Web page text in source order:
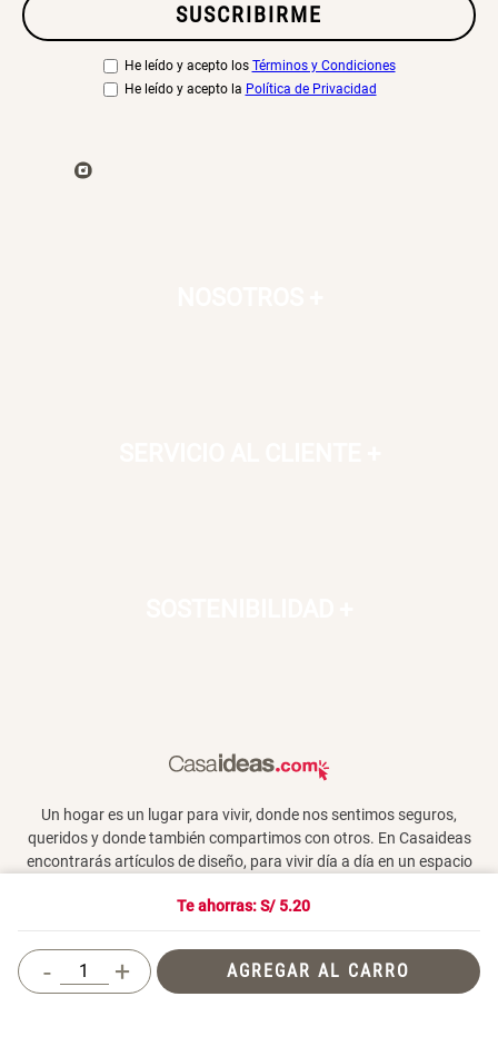
Te ahorras: S/ 5.20
+
- AGREGAR AL CARRO
SUSCRIBIRME
He leído y acepto los Términos y Condiciones
He leído y acepto la Política de Privacidad
Un hogar es un lugar para vivir, donde nos sentimos seguros,
queridos y donde también compartimos con otros. En Casaideas
encontrarás artículos de diseño, para vivir día a día en un espacio
Términos y Condiciones